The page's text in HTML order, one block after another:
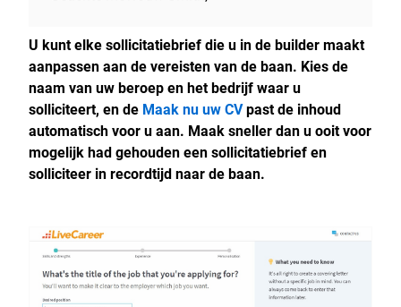
U kunt elke sollicitatiebrief die u in de builder maakt
aanpassen aan de vereisten van de baan. Kies de
naam van uw beroep en het bedrijf waar u
solliciteert, en de Maak nu uw CVpast de inhoud
automatisch voor u aan. Maak sneller dan u ooit voor
mogelijk had gehouden een sollicitatiebrief en
solliciteer in recordtijd naar de baan.